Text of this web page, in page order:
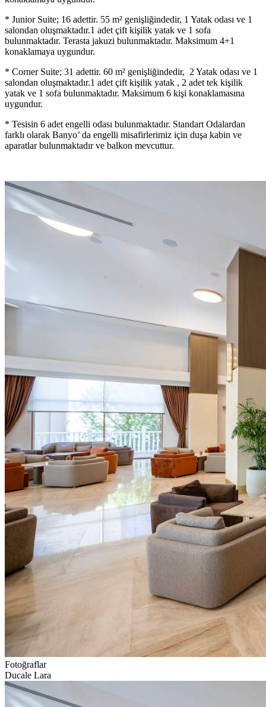
* Junior Suite; 16 adettir. 55 m² genişliğindedir, 1 Yatak odası ve 1
salondan oluşmaktadır.1 adet çift kişilik yatak ve 1 sofa
bulunmaktadır. Terasta jakuzi bulunmaktadır. Maksimum 4+1
konaklamaya uygundur.
* Corner Suite; 31 adettir. 60 m² genişliğindedir, 2 Yatak odası ve 1
salondan oluşmaktadır.1 adet çift kişilik yatak , 2 adet tek kişilik
yatak ve 1 sofa bulunmaktadır. Maksimum 6 kişi konaklamasına
uygundur.
* Tesisin 6 adet engelli odası bulunmaktadır. Standart Odalardan
farklı olarak Banyo’ da engelli misafirlerimiz için duşa kabin ve
aparatlar bulunmaktadır ve balkon mevcuttur.
Fotoğraflar
Ducale Lara